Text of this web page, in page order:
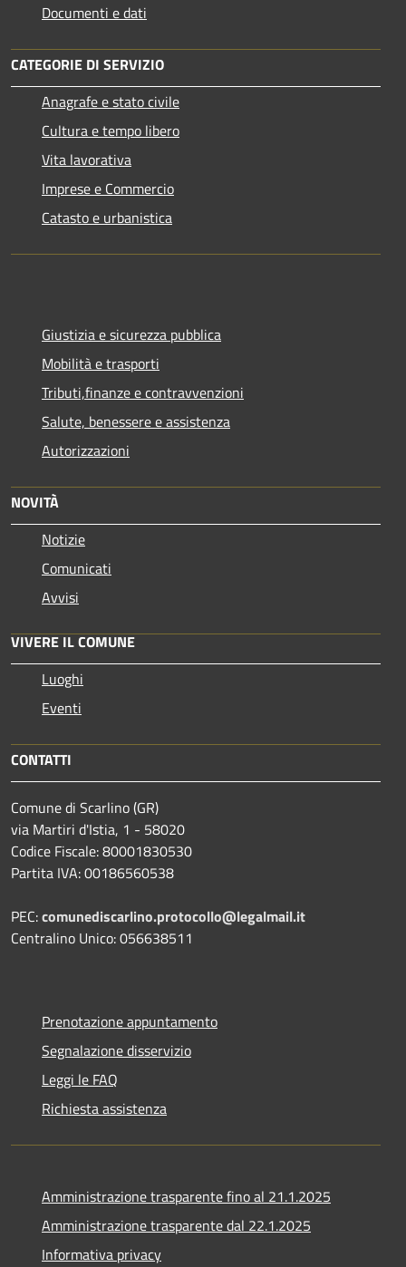
Documenti e dati
CATEGORIE DI SERVIZIO
Anagrafe e stato civile
Cultura e tempo libero
Vita lavorativa
Imprese e Commercio
Catasto e urbanistica
Giustizia e sicurezza pubblica
Mobilità e trasporti
Tributi,finanze e contravvenzioni
Salute, benessere e assistenza
Autorizzazioni
NOVITÀ
Notizie
Comunicati
Avvisi
VIVERE IL COMUNE
Luoghi
Eventi
CONTATTI
Comune di Scarlino (GR)
via Martiri d'Istia, 1 - 58020
Codice Fiscale: 80001830530
Partita IVA: 00186560538
PEC:comunediscarlino.protocollo@legalmail.it
Centralino Unico: 056638511
Prenotazione appuntamento
Segnalazione disservizio
Leggi le FAQ
Richiesta assistenza
Amministrazione trasparente fino al 21.1.2025
Amministrazione trasparente dal 22.1.2025
Informativa privacy